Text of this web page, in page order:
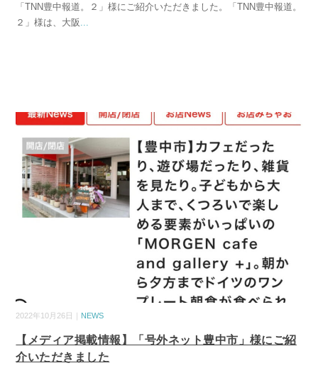
「TNN豊中報道。２」様にご紹介いただきました。「TNN豊中報道。
２」様は、大阪
2022年10月26日｜ NEWS
【メディア掲載情報】「号外ネット豊中市」様にご紹
介いただきました